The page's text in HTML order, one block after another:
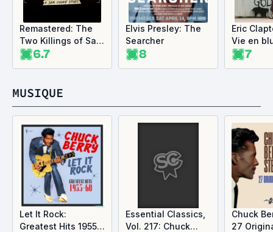
Remastered: The
Two Killings of Sam
Cooke
6.7
Elvis Presley: The
Searcher
8
Eric
Vie en
7
MUSIQUE
Let It Rock:
Greatest Hits 1955-
Essential Classics,
Vol. 217: Chuck
Chuck
27